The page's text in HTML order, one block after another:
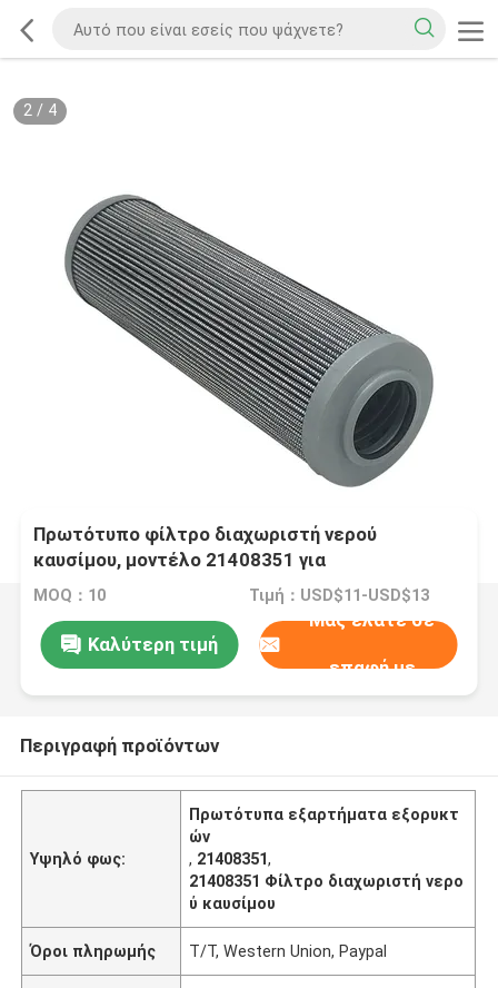
2/ 4
Πρωτότυπο φίλτρο διαχωριστή νερού
καυσίμου, μοντέλο 21408351 για
αντικατάσταση εκσκαφέα
MOQ：10 Τιμή：USD$11-USD$13
Καλύτερη τιμή
Μας ελάτε σε
επαφή με
Περιγραφή προϊόντων
Υψηλό φως:
Πρωτότυπα εξαρτήματα εξορυκτ
ών
, 21408351,
21408351 Φίλτρο διαχωριστή νερο
ύ καυσίμου
Όροι πληρωμής T/T, Western Union, Paypal